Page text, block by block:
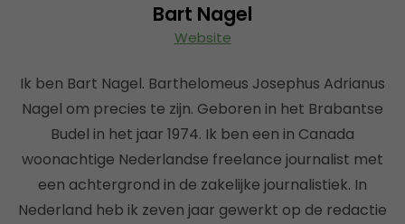
Bart Nagel
Website
Ik ben Bart Nagel. Barthelomeus Josephus Adrianus
Nagel om precies te zijn. Geboren in het Brabantse
Budel in het jaar 1974. Ik ben een in Canada
woonachtige Nederlandse freelance journalist met
een achtergrond in de zakelijke journalistiek. In
Nederland heb ik zeven jaar gewerkt op de redactie